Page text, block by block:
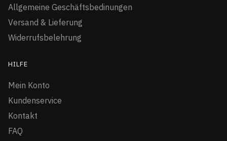
Allgemeine Geschäftsbedinungen
Versand & Lieferung
Widerrufsbelehrung
HILFE
Mein Konto
Kundenservice
Kontakt
FAQ